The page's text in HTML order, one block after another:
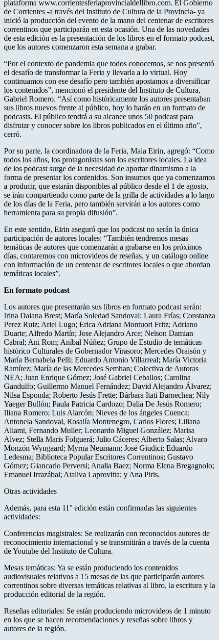
plataforma www.corrientesferiaprovincialdellibro.com. El Gobierno
de Corrientes -a través del Instituto de Cultura de la Provincia- ya
inició la producción del evento de la mano del centenar de escritores
correntinos que participarán en esta ocasión. Una de las novedades
de esta edición es la presentación de los libros en el formato podcast,
que los autores comenzaron esta semana a grabar.
“Por el contexto de pandemia que todos conocemos, se nos presentó
el desafío de transformar la Feria y llevarla a lo virtual. Hoy
continuamos con ese desafío pero también apostamos a diversificar
los contenidos”, mencionó el presidente del Instituto de Cultura,
Gabriel Romero. “Así como históricamente los autores presentaban
sus libros nuevos frente al público, hoy lo harán en un formato de
podcasts. El público tendrá a su alcance unos 50 podcast para
disfrutar y conocer sobre los libros publicados en el último año”,
cerró.
Por su parte, la coordinadora de la Feria, Maia Eirin, agregó: “Como
todos los años, los protagonistas son los escritores locales. La idea
de los podcast surge de la necesidad de aportar dinamismo a la
forma de presentar los contenidos. Son insumos que ya comenzamos
a producir, que estarán disponibles al público desde el 1 de agosto,
se irán compartiendo como parte de la grilla de actividades a lo largo
de los días de la Feria, pero también servirán a los autores como
herramienta para su propia difusión”.
En este sentido, Eirin aseguró que los podcast no serán la única
participación de autores locales: “También tendremos mesas
temáticas de autores que comenzarán a grabarse en los próximos
días, contaremos con microvideos de reseñas, y un catálogo online
con información de un centenar de escritores locales o que abordan
temáticas locales”.
En formato podcast
Los autores que presentarán sus libros en formato podcast serán:
Irina Daiana Brest; María Soledad Sandoval; Laura Frías; Constanza
Perez Ruiz; Ariel Lugo; Erica Adriana Montuori Fritz; Adriano
Duarte; Alfredo Martín; Jose Alejandro Arce; Nelson Damian
Cabral; Ani Rom; Aníbal Núñez; Grupo de Estudio de temáticas
histórico Culturales de Gobernador Virasoro; Mercedes Oraisón y
María Bernabela Pelli; Eduardo Antonio Villarreal; María Victoria
Ramírez; María de las Mercedes Semhan; Colectiva de Autoras
NEA; Juan Enrique Gómez; José Gabriel Ceballos; Carolina
Gandulfo; Guillermo Manuel Fernández; David Alejandro Álvarez;
Nilsa Esponda; Roberto Jesús Frette; Bárbara Itati Barnechea; Nily
Yaeger Bullón; Paula Patricia Cardozo; Dalia De Jesús Romero;
Iliana Romero; Luis Alarcón; Nieves de los ángeles Cuenca;
Antonela Sandoval, Rosalía Montenegro, Carlos Flores; Liliana
Allami, Fernando Muller; Leonardo Miguel González; Marisa
Alvez; Stella Maris Folguerá; Julio Cáceres; Alberto Salas; Alvaro
Monzón Wyngaard; Myrna Neumann; José Giudici; Eduardo
Ledesma; Biblioteca Popular Escritores Correntinos; Gustavo
Gómez; Giancarlo Perversi; Analia Baez; Norma Elena Bregagnolo;
Emanuel Irrazábal; Ataliva Laprovitta; y Ana Piris.
Otras actividades
Además, para esta 11° edición están confirmadas las siguientes
actividades:
Conferencias magistrales: Se realizarán con reconocidos autores de
reconocimiento internacional y se transmitirán a través de la cuenta
de Youtube del Instituto de Cultura.
Mesas temáticas: Ya se están produciendo los contenidos
audiovisuales relativos a 15 mesas de las que participarán autores
correntinos sobre diversas temáticas relativas al libro, la escritura y la
producción editorial de la región.
Reseñas editoriales: Se están produciendo microvideos de 1 minuto
en los que se hacen recomendaciones y reseñas sobre libros y
autores de la región.